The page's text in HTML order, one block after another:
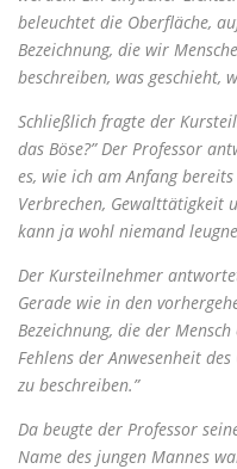
beleuchtet die Oberfläche,
Bezeichnung, die wir
beschreiben, was geschieht,
Schließlich fragte der
das Böse?” Der Professor
es, wie ich am Anfang
Verbrechen, Gewalttätigkeit
kann ja wohl niemand
Der Kursteilnehmer
Gerade wie in den
Bezeichnung, die der
Fehlens der Anwesenheit
zu beschreiben.”
Da beugte der Professor
Name des jungen Mannes